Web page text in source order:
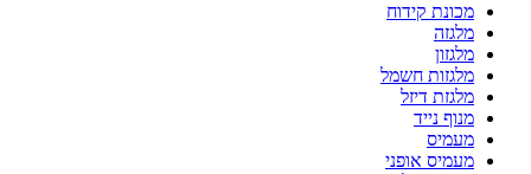
מכונת קידוח
מלגזה
מלגזון
מלגזות חשמל
מלגזת דיזל
מנוף נייד
מעמיס
מעמיס אופני